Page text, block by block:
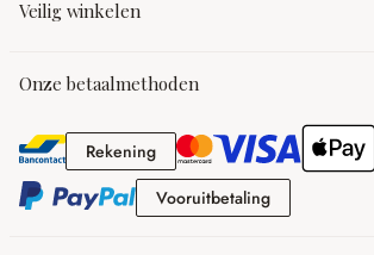
Veilig winkelen
Onze betaalmethoden
RekeningRekening
VooruitbetalingVooruitbetaling